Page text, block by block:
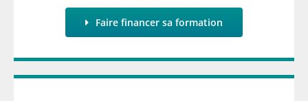
Faire financer sa formation